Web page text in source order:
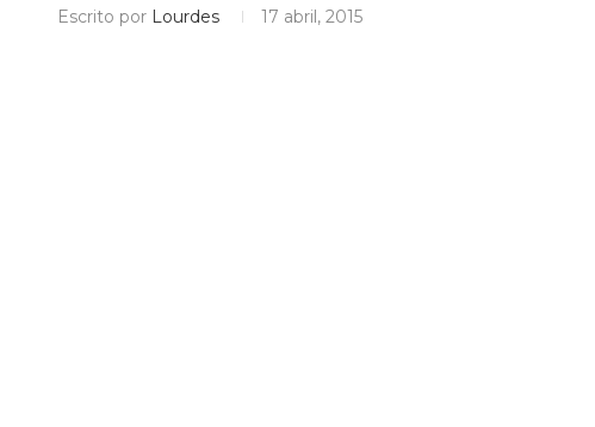
Escrito por Lourdes 17 abril, 2015